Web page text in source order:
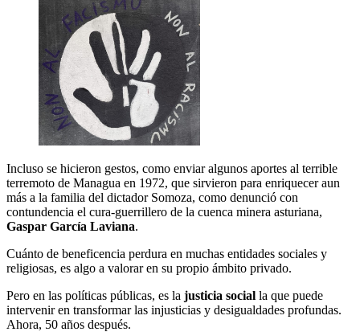
Incluso se hicieron gestos, como enviar algunos aportes al terrible
terremoto de Managua en 1972, que sirvieron para enriquecer aun
más a la familia del dictador Somoza, como denunció con
contundencia el cura-guerrillero de la cuenca minera asturiana,
Gaspar García Laviana.
Cuánto de beneficencia perdura en muchas entidades sociales y
religiosas, es algo a valorar en su propio ámbito privado.
Pero en las políticas públicas, es la justicia social la que puede
intervenir en transformar las injusticias y desigualdades profundas.
Ahora, 50 años después.